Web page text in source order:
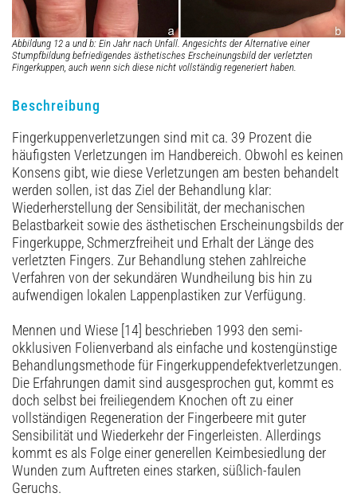
Abbildung 12 a und b: Ein Jahr nach Unfall. Angesichts der Alternative einer
Stumpfbildung befriedigendes ästhetisches Erscheinungsbild der verletzten
Fingerkuppen, auch wenn sich diese nicht vollständig regeneriert haben.
Beschreibung
Fingerkuppenverletzungen sind mit ca. 39 Prozent die
häufigsten Verletzungen im Handbereich. Obwohl es keinen
Konsens gibt, wie diese Verletzungen am besten behandelt
werden sollen, ist das Ziel der Behandlung klar:
Wiederherstellung der Sensibilität, der mechanischen
Belastbarkeit sowie des ästhetischen Erscheinungsbilds der
Fingerkuppe, Schmerzfreiheit und Erhalt der Länge des
verletzten Fingers. Zur Behandlung stehen zahlreiche
Verfahren von der sekundären Wundheilung bis hin zu
aufwendigen lokalen Lappenplastiken zur Verfügung.
Mennen und Wiese [14] beschrieben 1993 den semi-
okklusiven Folienverband als einfache und kostengünstige
Behandlungsmethode für Fingerkuppendefektverletzungen.
Die Erfahrungen damit sind ausgesprochen gut, kommt es
doch selbst bei freiliegendem Knochen oft zu einer
vollständigen Regeneration der Fingerbeere mit guter
Sensibilität und Wiederkehr der Fingerleisten. Allerdings
kommt es als Folge einer generellen Keimbesiedlung der
Wunden zum Auftreten eines starken, süßlich-faulen
Geruchs.